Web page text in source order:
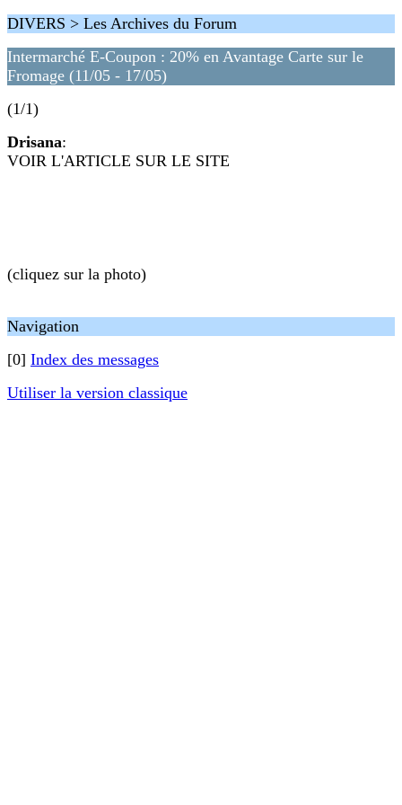
DIVERS > Les Archives du Forum
Intermarché E-Coupon : 20% en Avantage Carte sur le
Fromage (11/05 - 17/05)
(1/1)
Drisana:
VOIR L'ARTICLE SUR LE SITE
(cliquez sur la photo)
Navigation
[0] Index des messages
Utiliser la version classique